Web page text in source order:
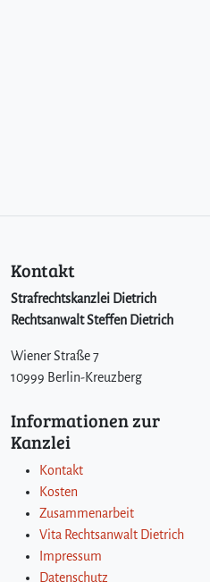
Kontakt
Strafrechtskanzlei Dietrich
Rechtsanwalt Steffen Dietrich
Wiener Straße 7
10999 Berlin-Kreuzberg
Informationen zur
Kanzlei
Kontakt
Kosten
Zusammenarbeit
Vita Rechtsanwalt Dietrich
Impressum
Datenschutz